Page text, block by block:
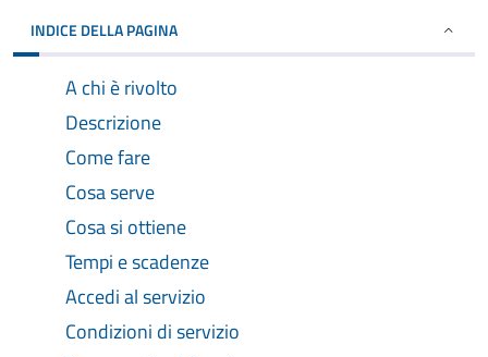
INDICE DELLA PAGINA
A chi è rivolto
Descrizione
Come fare
Cosa serve
Cosa si ottiene
Tempi e scadenze
Accedi al servizio
Condizioni di servizio